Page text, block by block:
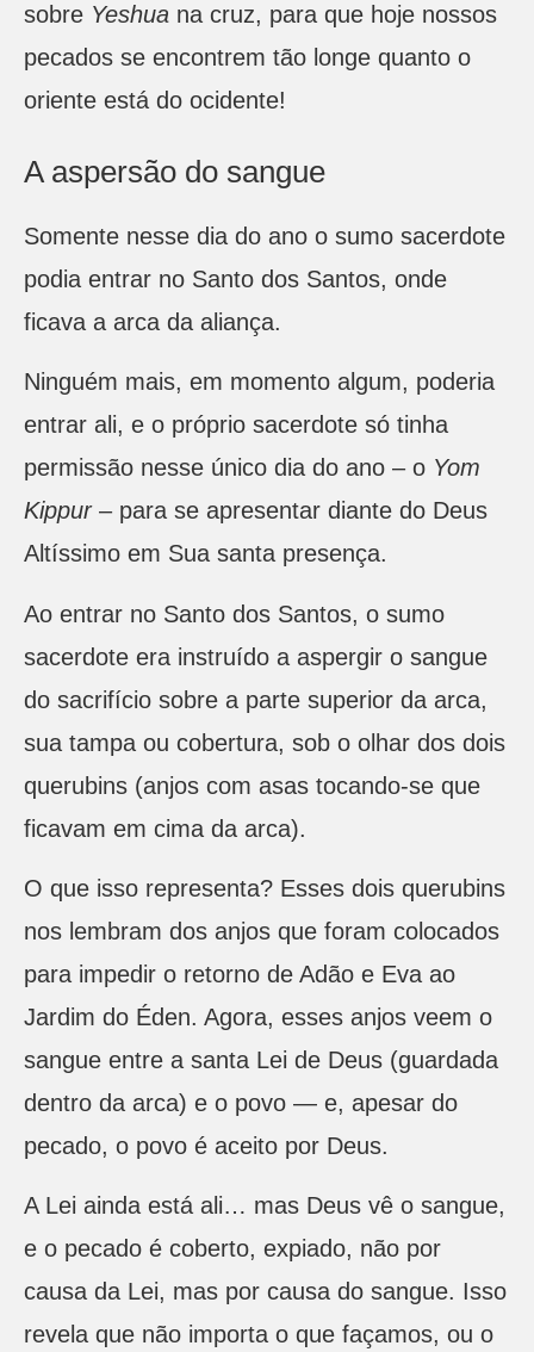
sobre Yeshua na cruz, para que hoje nossos
pecados se encontrem tão longe quanto o
oriente está do ocidente!
A aspersão do sangue
Somente nesse dia do ano o sumo sacerdote
podia entrar no Santo dos Santos, onde
ficava a arca da aliança.
Ninguém mais, em momento algum, poderia
entrar ali, e o próprio sacerdote só tinha
permissão nesse único dia do ano – o Yom
Kippur– para se apresentar diante do Deus
Altíssimo em Sua santa presença.
Ao entrar no Santo dos Santos, o sumo
sacerdote era instruído a aspergir o sangue
do sacrifício sobre a parte superior da arca,
sua tampa ou cobertura, sob o olhar dos dois
querubins (anjos com asas tocando-se que
ficavam em cima da arca).
O que isso representa? Esses dois querubins
nos lembram dos anjos que foram colocados
para impedir o retorno de Adão e Eva ao
Jardim do Éden. Agora, esses anjos veem o
sangue entre a santa Lei de Deus (guardada
dentro da arca) e o povo — e, apesar do
pecado, o povo é aceito por Deus.
A Lei ainda está ali… mas Deus vê o sangue,
e o pecado é coberto, expiado, não por
causa da Lei, mas por causa do sangue. Isso
revela que não importa o que façamos, ou o